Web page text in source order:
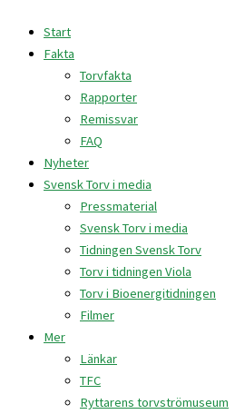
innehåll
Start
Fakta
Torvfakta
Rapporter
Remissvar
FAQ
Nyheter
Svensk Torv i media
Pressmaterial
Svensk Torv i media
Tidningen Svensk Torv
Torv i tidningen Viola
Torv i Bioenergitidningen
Filmer
Mer
Länkar
TFC
Ryttarens torvströmuseum
skatt
odlingstorv
Torv
Odlingstorvsutredningen